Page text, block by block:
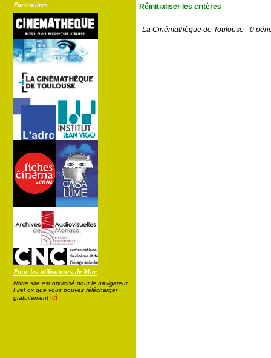
Partenaires
Pour les utilisateurs de Mac
Notre site est optimisé pour le navigateur
FireFox que vous pouvez télécharger
gratuitement ici
Réinitialiser les critères
La Cinémathèque de Toulouse - 0